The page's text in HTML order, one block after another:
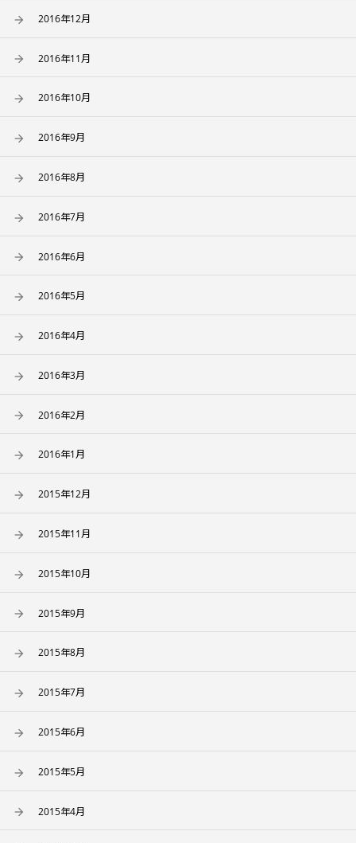
2016年12月
2016年11月
2016年10月
2016年9月
2016年8月
2016年7月
2016年6月
2016年5月
2016年4月
2016年3月
2016年2月
2016年1月
2015年12月
2015年11月
2015年10月
2015年9月
2015年8月
2015年7月
2015年6月
2015年5月
2015年4月